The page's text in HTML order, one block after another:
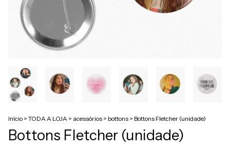
Início > TODA A LOJA > acessórios > bottons > Bottons Fletcher (unidade)
Bottons Fletcher (unidade)